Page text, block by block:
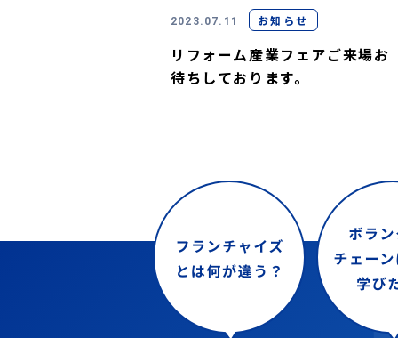
2023.07.11 お知らせ
リフォーム産業フェアご来場お
待ちしております。